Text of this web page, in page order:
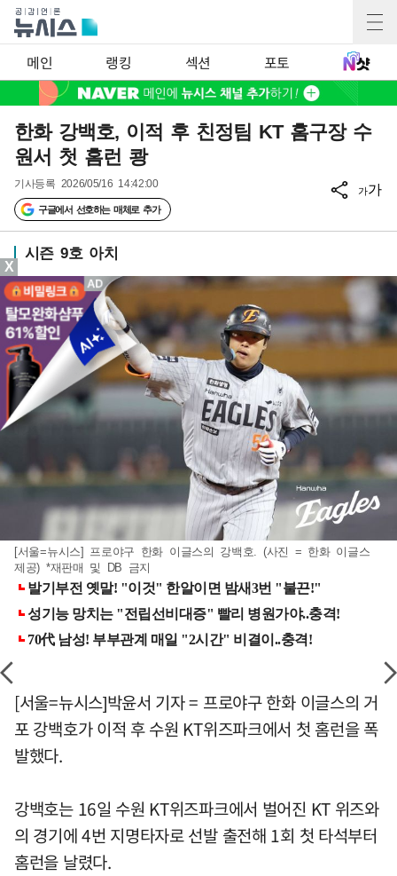
메인 랭킹 섹션 포토
한화 강백호, 이적 후 친정팀 KT 홈구장 수
원서 첫 홈런 쾅
기사등록 2026/05/16 14:42:00
구글에서 선호하는 매체로 추가
가가
시즌 9호 아치
[서울=뉴시스] 프로야구 한화 이글스의 강백호. (사진 = 한화 이글스
제공) *재판매 및 DB 금지
[서울=뉴시스]박윤서 기자 = 프로야구 한화 이글스의 거
포 강백호가 이적 후 수원 KT위즈파크에서 첫 홈런을 폭
발했다.
강백호는 16일 수원 KT위즈파크에서 벌어진 KT 위즈와
의 경기에 4번 지명타자로 선발 출전해 1회 첫 타석부터
홈런을 날렸다.
X